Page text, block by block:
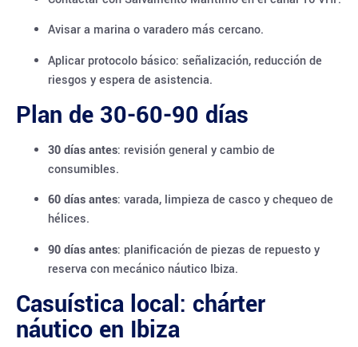
Avisar a marina o varadero más cercano.
Aplicar protocolo básico: señalización, reducción de
riesgos y espera de asistencia.
Plan de 30-60-90 días
30 días antes: revisión general y cambio de
consumibles.
60 días antes: varada, limpieza de casco y chequeo de
hélices.
90 días antes: planificación de piezas de repuesto y
reserva con mecánico náutico Ibiza.
Casuística local: chárter
náutico en Ibiza